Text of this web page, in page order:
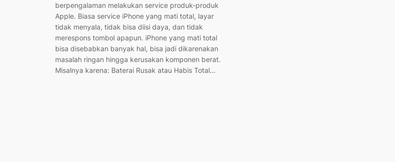
berpengalaman melakukan service produk-produk
Apple. Biasa service iPhone yang mati total, layar
tidak menyala, tidak bisa diisi daya, dan tidak
merespons tombol apapun. iPhone yang mati total
bisa disebabkan banyak hal, bisa jadi dikarenakan
masalah ringan hingga kerusakan komponen berat.
Misalnya karena: Baterai Rusak atau Habis Total…